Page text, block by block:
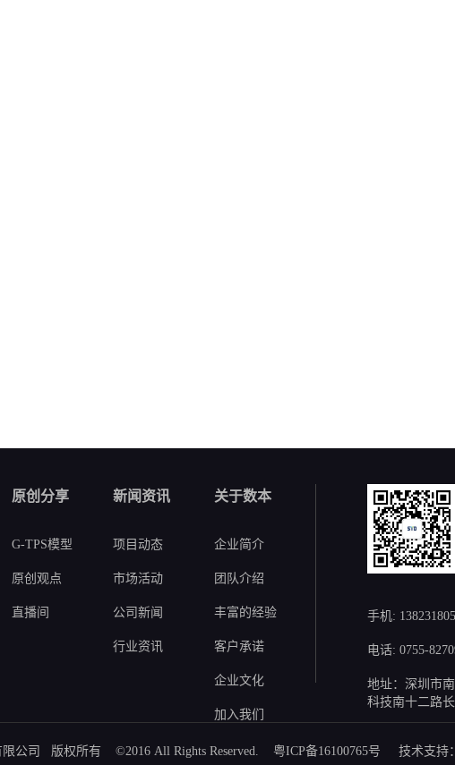
原创分享
G-TPS模型
原创观点
直播间
新闻资讯
项目动态
市场活动
公司新闻
行业资讯
关于数本
企业简介
团队介绍
丰富的经验
客户承诺
企业文化
加入我们
手机:
电话: 0755-
地址：深圳市
科技南十二路
限公司 版权所有 ©2016 All Rights Reserved. 粤ICP备16100765号 技术支持：